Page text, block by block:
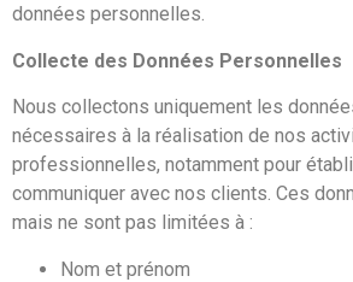
données personnelles.
Collecte des Données Personnelles
Nous collectons uniquement les
nécessaires à la réalisation de nos
professionnelles, notamment pour
communiquer avec nos clients. Ces
mais ne sont pas limitées à :
Nom et prénom